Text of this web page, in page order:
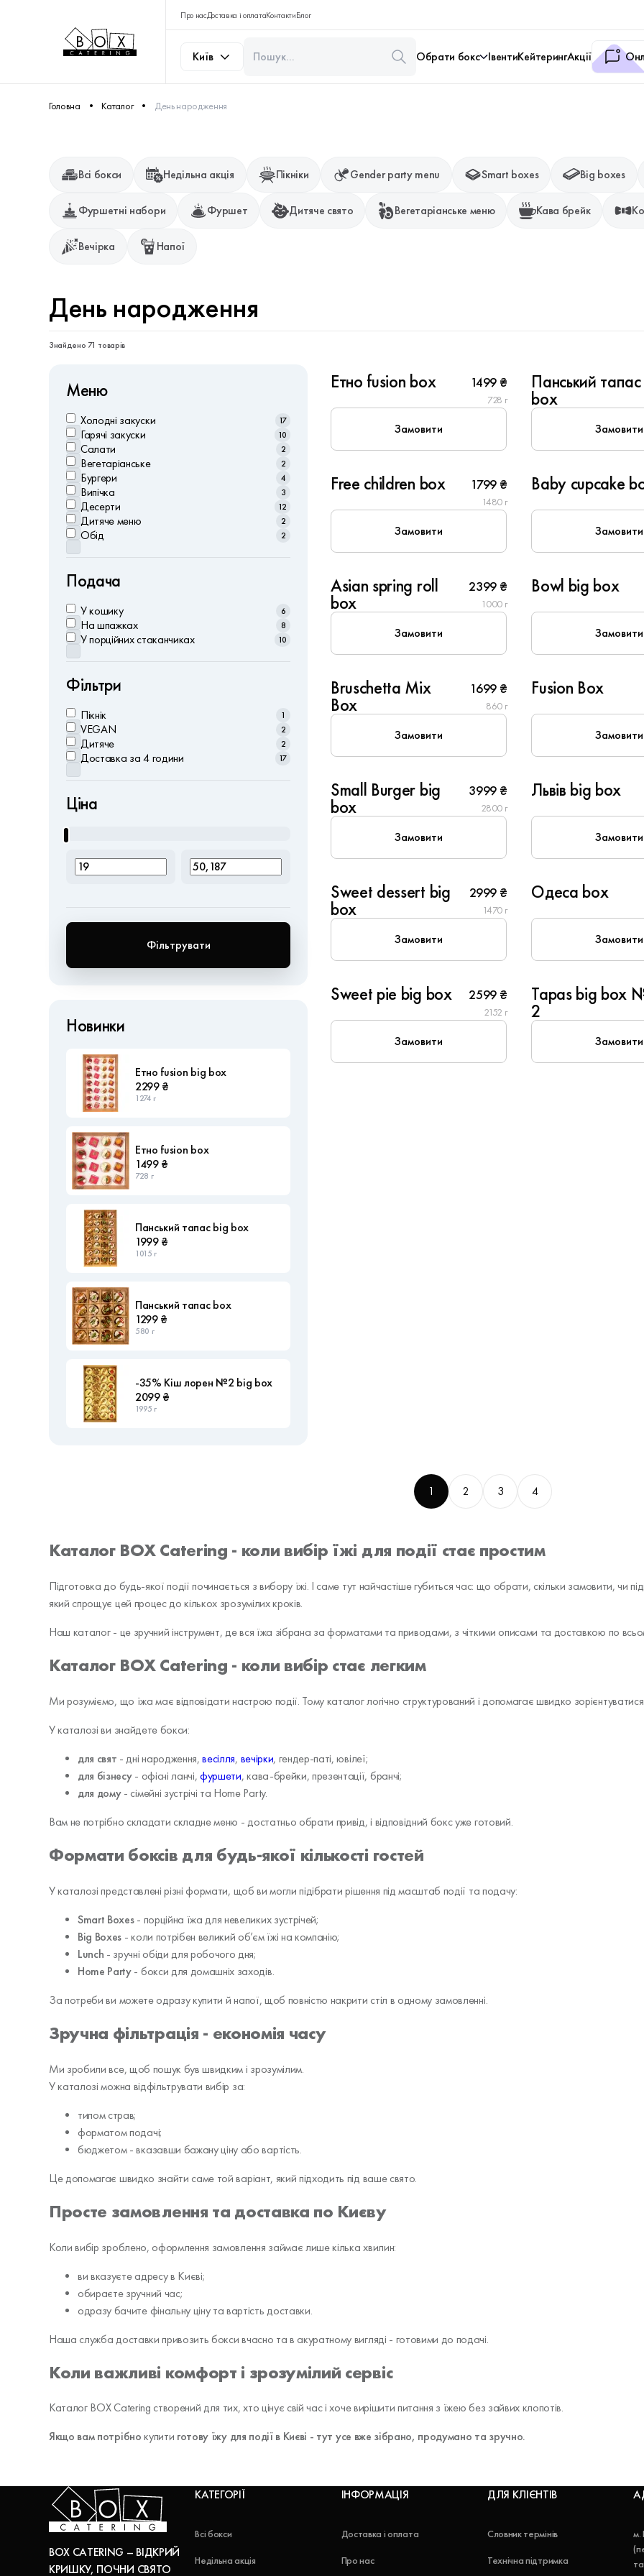
Про насДоставка і оплатаКонтактиБлог
Київ Обрати бокс ІвентиКейтерингАкції
Головна Каталог День народження
Всі бокси Недільна акція Пікніки Gender party menu Smart boxes Big boxes
Фуршетні набори Фуршет Дитяче свято Вегетаріанське меню Кава брейк
Вечірка Напої
День народження
Знайдено 71 товарів
Меню
Холодні закуски 17
Гарячі закуски 10
Салати 2
Вегетаріанське 2
Бургери 4
Випічка 3
Десерти 12
Дитяче меню 2
Обід 2
Подача
У кошику 6
На шпажках 8
У порційних стаканчиках 10
Фільтри
Пікнік 1
VEGAN 2
Дитяче 2
Доставка за 4 години 17
Ціна
Фільтрувати
Етно fusion box 1499 ₴
728 г
Замовити
Панський тапас
box
Замовити
6
Free children box 1799 ₴
1480 г
Замовити
New
6
Baby cupcake
Замовити
New
6
Asian spring roll
box
2399 ₴
1000 г
Замовити
6
Bowl big box
Замовити
4
Bruschetta Mix
Box
1699 ₴
860 г
Замовити
6
Fusion Box
Замовити
10
Small Burger big
box
3999 ₴
2800 г
Замовити
10
Львів big box
Замовити
10
Sweet dessert big
box
2999 ₴
1470 г
Замовити
4
Одеса box
Замовити
10
Sweet pie big box 2599 ₴
2152 г
Замовити
8
Tapas big box
2
Замовити
Новинки
Етно fusion big box
2299 ₴
1274 г
Етно fusion box
1499 ₴
728 г
Панський тапас big box
1999 ₴
1015 г
Панський тапас box
1299 ₴
580 г
-35% Кіш лорен №2 big box
2099 ₴
1995 г
1 2 3 4
Каталог BOX Catering - коли вибір їжі для події стає простим
Підготовка до будь-якої події починається з вибору їжі. І саме тут найчастіше губиться час: що обрати, скільки замовити, чи
який спрощує цей процес до кількох зрозумілих кроків.
Наш каталог - це зручний інструмент, де вся їжа зібрана за форматами та приводами, з чіткими описами та доставкою по
Каталог BOX Catering - коли вибір стає легким
Ми розуміємо, що їжа має відповідати настрою події. Тому каталог логічно структурований і допомагає швидко зорієнтуватися.
У каталозі ви знайдете бокси:
для свят - дні народження,весілля, вечірки, гендер-паті, ювілеї;
для бізнесу- офісні ланчі,фуршети, кава-брейки, презентації, бранчі;
для дому - сімейні зустрічі та Home Party.
Вам не потрібно складати складне меню - достатньо обрати привід, і відповідний бокс уже готовий.
Формати боксів для будь-якої кількості гостей
У каталозі представлені різні формати, щоб ви могли підібрати рішення під масштаб події та подачу:
Smart Boxes- порційна їжа для невеликих зустрічей;
Big Boxes - коли потрібен великий об’єм їжі на компанію;
Lunch - зручні обіди для робочого дня;
Home Party- бокси для домашніх заходів.
За потреби ви можете одразу купити й напої, щоб повністю накрити стіл в одному замовленні.
Зручна фільтрація - економія часу
Ми зробили все, щоб пошук був швидким і зрозумілим.
У каталозі можна відфільтрувати вибір за:
типом страв;
форматом подачі;
бюджетом - вказавши бажану ціну або вартість.
Це допомагає швидко знайти саме той варіант, який підходить під ваше свято.
Просте замовлення та доставка по Києву
Коли вибір зроблено, оформлення замовлення займає лише кілька хвилин:
ви вказуєте адресу в Києві;
обираєте зручний час;
одразу бачите фінальну ціну та вартість доставки.
Наша служба доставки привозить бокси вчасно та в акуратному вигляді - готовими до подачі.
Коли важливі комфорт і зрозумілий сервіс
Каталог BOX Catering створений для тих, хто цінує свій час і хоче вирішити питання з їжею без зайвих клопотів.
Якщо вам потрібнокупити готову їжу для події в Києві - тут усе вже зібрано, продумано та зручно.
BOX CATERING – ВІДКРИЙ
КРИШКУ, ПОЧНИ СВЯТО
КАТЕГОРІЇ
Всі бокси
Недільна акція
ІНФОРМАЦІЯ
Доставка і оплата
Про нас
ДЛЯ КЛІЄНТІВ
Словник термінів
Технічна підтримка
м.